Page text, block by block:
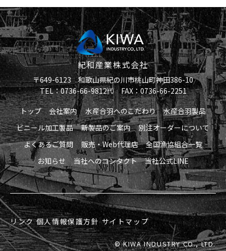
紀和産業株式会社
〒649-6123 和歌山県紀の川市桃山町神田386-10
TEL：0736-66-9812㈹ FAX：0736-66-2251
トップ
会社案内 水産合羽へのこだわり
水産合羽製品
ビニール加工製品
新製品のご案内
別注オーダーについて
よくあるご質問
販売・Web代理店
全国漁協組合一覧
お知らせ
当社へのコンタクト 当社公式LINE
リンク 個人情報保護方針 サイトマップ
© KIWA INDUSTRY CO., LTD.